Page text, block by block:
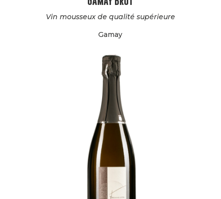
Vin mousseux de qualité supérieure
Gamay